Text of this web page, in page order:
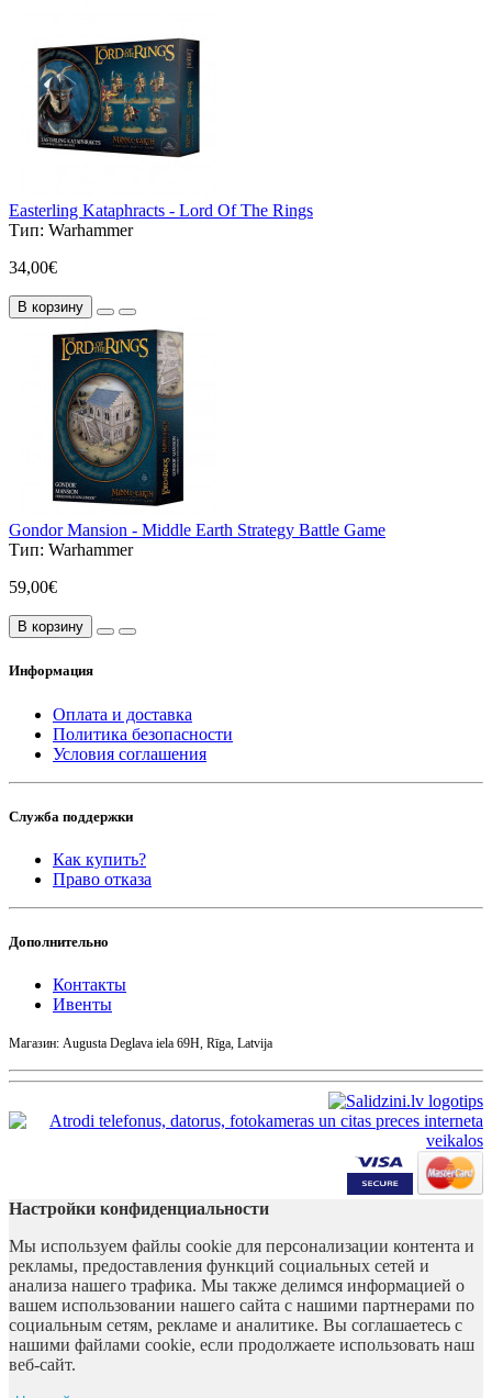
Easterling Kataphracts - Lord Of The Rings
Тип: Warhammer
34,00€
В корзину
Gondor Mansion - Middle Earth Strategy Battle Game
Тип: Warhammer
59,00€
В корзину
Информация
Оплата и доставка
Политика безопасности
Условия соглашения
Служба поддержки
Как купить?
Право отказа
Дополнительно
Контакты
Ивенты
Магазин: Augusta Deglava iela 69H, Rīga, Latvija
Настройки конфиденциальности
Мы используем файлы cookie для персонализации контента и
рекламы, предоставления функций социальных сетей и
анализа нашего трафика. Мы также делимся информацией о
вашем использовании нашего сайта с нашими партнерами по
социальным сетям, рекламе и аналитике. Вы соглашаетесь с
нашими файлами cookie, если продолжаете использовать наш
веб-сайт.